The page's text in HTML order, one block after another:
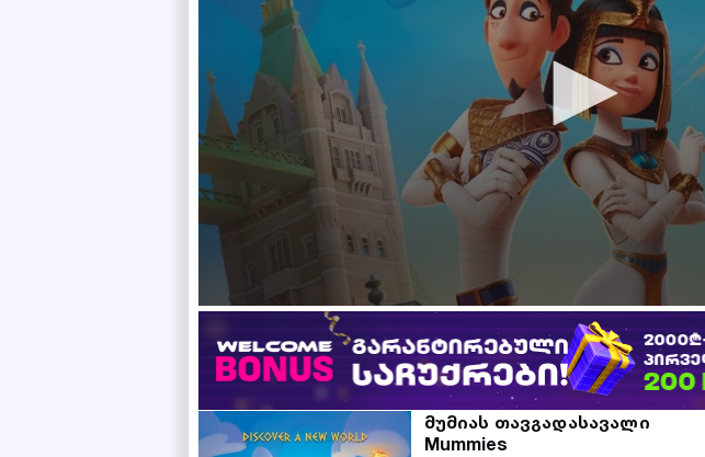
მუმიას თავგადასავალი
Mummies